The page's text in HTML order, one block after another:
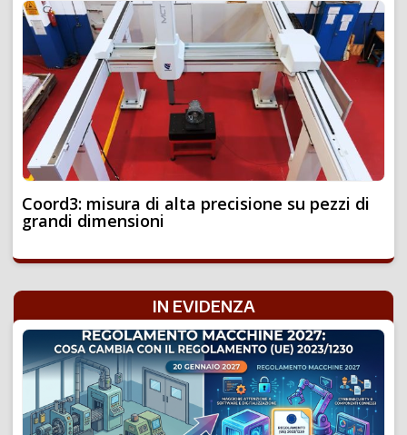
Coord3: misura di alta precisione su pezzi di
grandi dimensioni
IN EVIDENZA